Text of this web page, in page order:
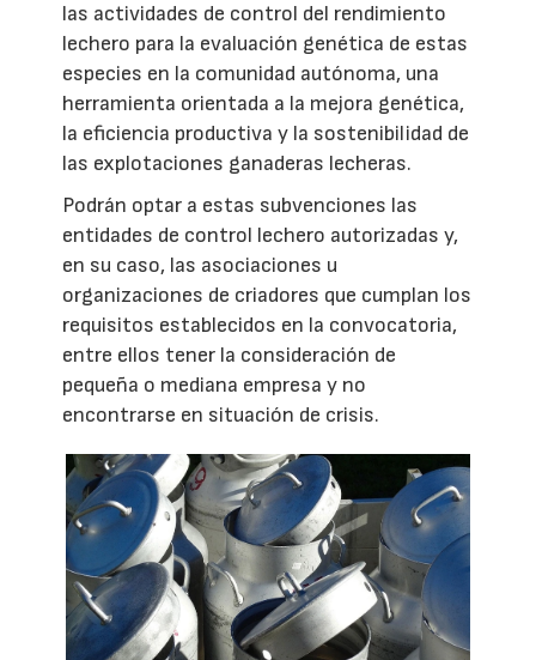
las actividades de control del rendimiento
lechero para la evaluación genética de estas
especies en la comunidad autónoma, una
herramienta orientada a la mejora genética,
la eficiencia productiva y la sostenibilidad de
las explotaciones ganaderas lecheras.
Podrán optar a estas subvenciones las
entidades de control lechero autorizadas y,
en su caso, las asociaciones u
organizaciones de criadores que cumplan los
requisitos establecidos en la convocatoria,
entre ellos tener la consideración de
pequeña o mediana empresa y no
encontrarse en situación de crisis.